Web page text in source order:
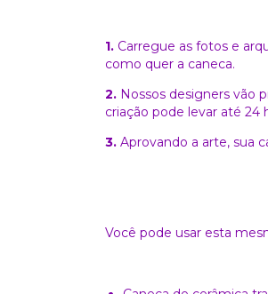
1. Carregue as fotos e
como quer a caneca.
2. Nossos designers vão
criação pode levar até 24
3. Aprovando a arte, sua
Você pode usar esta